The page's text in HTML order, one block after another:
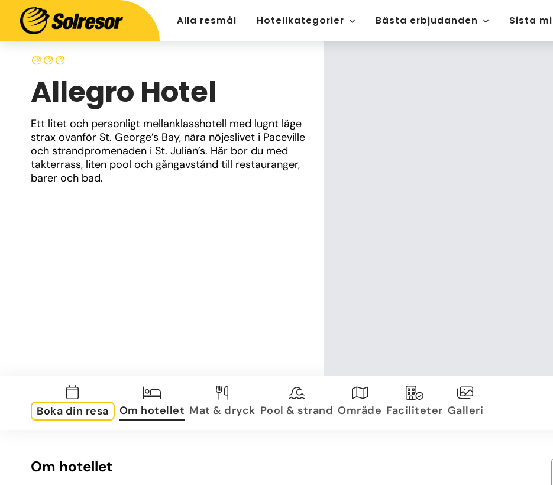
Alla resmål Hotellkategorier Bästa erbjudanden Sista
Allegro Hotel
Ett litet och personligt mellanklasshotell med lugnt läge
strax ovanför St. George’s Bay, nära nöjeslivet i Paceville
och strandpromenaden i St. Julian’s. Här bor du med
takterrass, liten pool och gångavstånd till restauranger,
barer och bad.
Boka din resa Om hotellet Mat & dryck Pool & strand Område Faciliteter Galleri
Om hotellet